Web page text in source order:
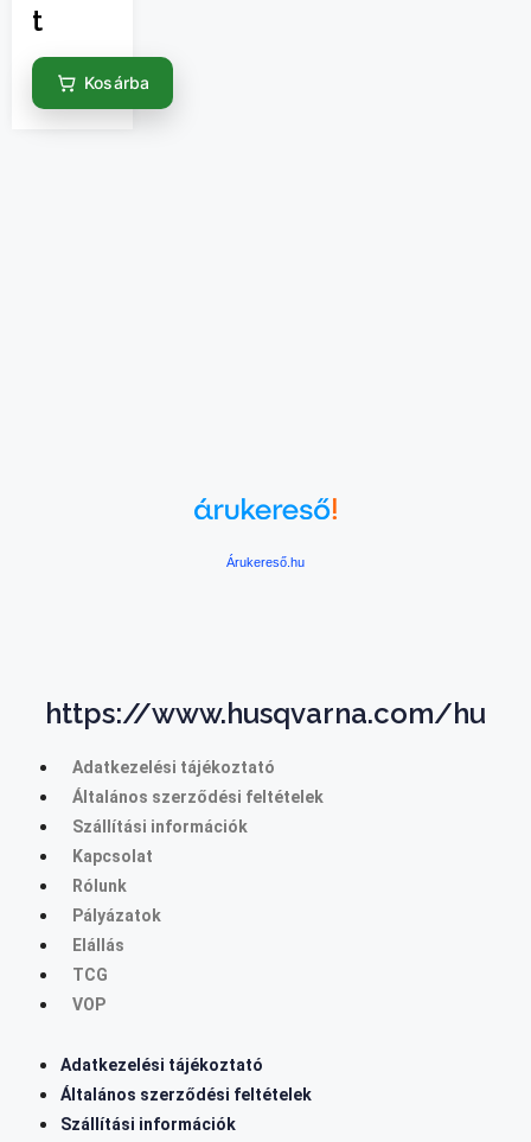
t
Kosárba
Árukereső.hu
https://www.husqvarna.com/hu
Adatkezelési tájékoztató
Általános szerződési feltételek
Szállítási információk
Kapcsolat
Rólunk
Pályázatok
Elállás
TCG
VOP
Adatkezelési tájékoztató
Általános szerződési feltételek
Szállítási információk